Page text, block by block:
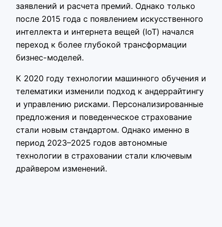
заявлений и расчета премий. Однако только
после 2015 года с появлением искусственного
интеллекта и интернета вещей (IoT) начался
переход к более глубокой трансформации
бизнес-моделей.
К 2020 году технологии машинного обучения и
телематики изменили подход к андеррайтингу
и управлению рисками. Персонализированные
предложения и поведенческое страхование
стали новым стандартом. Однако именно в
период 2023–2025 годов автономные
технологии в страховании стали ключевым
драйвером изменений.